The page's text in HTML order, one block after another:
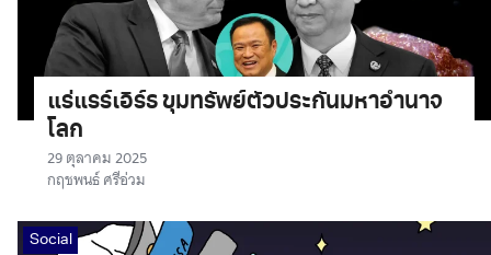
แร่แรร์เอิร์ธ ขุมทรัพย์ตัวประกันมหาอำนาจ
โลก
29 ตุลาคม 2025
กฤชพนธ์ ศรีอ่วม
Social